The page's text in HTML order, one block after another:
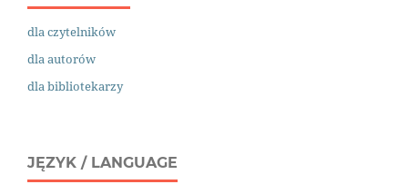
dla czytelników
dla autorów
dla bibliotekarzy
JĘZYK / LANGUAGE